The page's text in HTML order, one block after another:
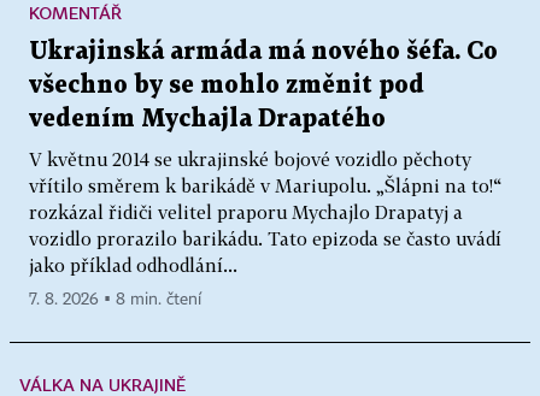
Ukrajinská armáda má nového šéfa. Co
všechno by se mohlo změnit pod
vedením Mychajla Drapatého
V květnu 2014 se ukrajinské bojové vozidlo pěchoty
vřítilo směrem k barikádě v Mariupolu. „Šlápni na to!“
rozkázal řidiči velitel praporu Mychajlo Drapatyj a
vozidlo prorazilo barikádu. Tato epizoda se často uvádí
jako příklad odhodlání...
KOMENTÁŘ
7. 8. 2026 ▪ 8 min. čtení
VÁLKA NA UKRAJINĚ